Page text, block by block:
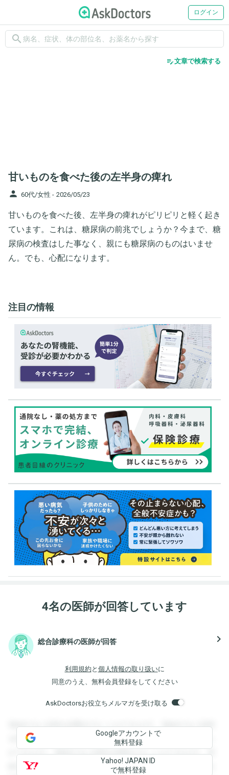
ログイン
search
edit_note文章で検索する
甘いものを食べた後の左半身の痺れ
person 60代/女性 - 2026/05/23
甘いものを食べた後、左半身の痺れがピリピリと軽く起き
ています。これは、糖尿病の前兆でしょうか？今まで、糖
尿病の検査はした事なく、親にも糖尿病のものはいませ
ん。でも、心配になります。
注目の情報
4名の医師が回答しています
総合診療科の医師が回答 navigate_next
利用規約 と 個人情報の取り扱いに
同意のうえ、無料会員登録をしてください
AskDoctorsお役立ちメルマガを受け取る
登録すると回答を閲覧することができます。登録すると回答
を閲覧することができます。登録すると回答を閲覧すること
ができます。登録すると回答を閲覧することができます。登
録すると回答を閲覧することができます。登録すると回答を
Googleアカウントで
無料登録
Yahoo! JAPAN ID
で無料登録